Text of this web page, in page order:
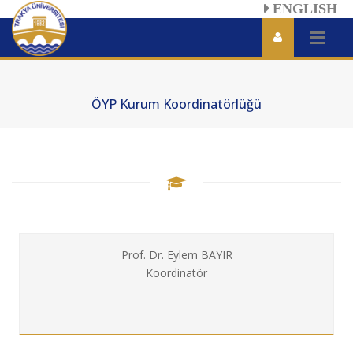
ENGLISH
ÖYP Kurum Koordinatörlüğü
Prof. Dr. Eylem BAYIR
Koordinatör